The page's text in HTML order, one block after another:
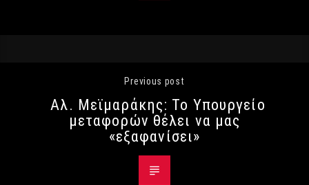
Previous post
Αλ. Μεϊμαράκης: Το Υπουργείο
μεταφορών θέλει να μας
«εξαφανίσει»